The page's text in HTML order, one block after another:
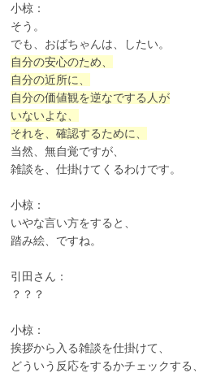
小椋：
そう。
でも、おばちゃんは、したい。
自分の安心のため、
自分の近所に、
自分の価値観を逆なでする人が
いないよな、
それを、確認するために、
当然、無自覚ですが、
雑談を、仕掛けてくるわけです。
小椋：
いやな言い方をすると、
踏み絵、ですね。
引田さん：
？？？
小椋：
挨拶から入る雑談を仕掛けて、
どういう反応をするかチェックする、